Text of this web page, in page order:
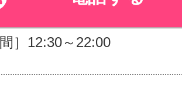
間］12:30～22:00